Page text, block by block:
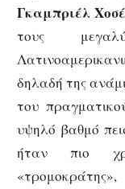
Γκαμπριέλ
τους
δηλαδή της
του
υψηλό βαθμό
ήταν πιο